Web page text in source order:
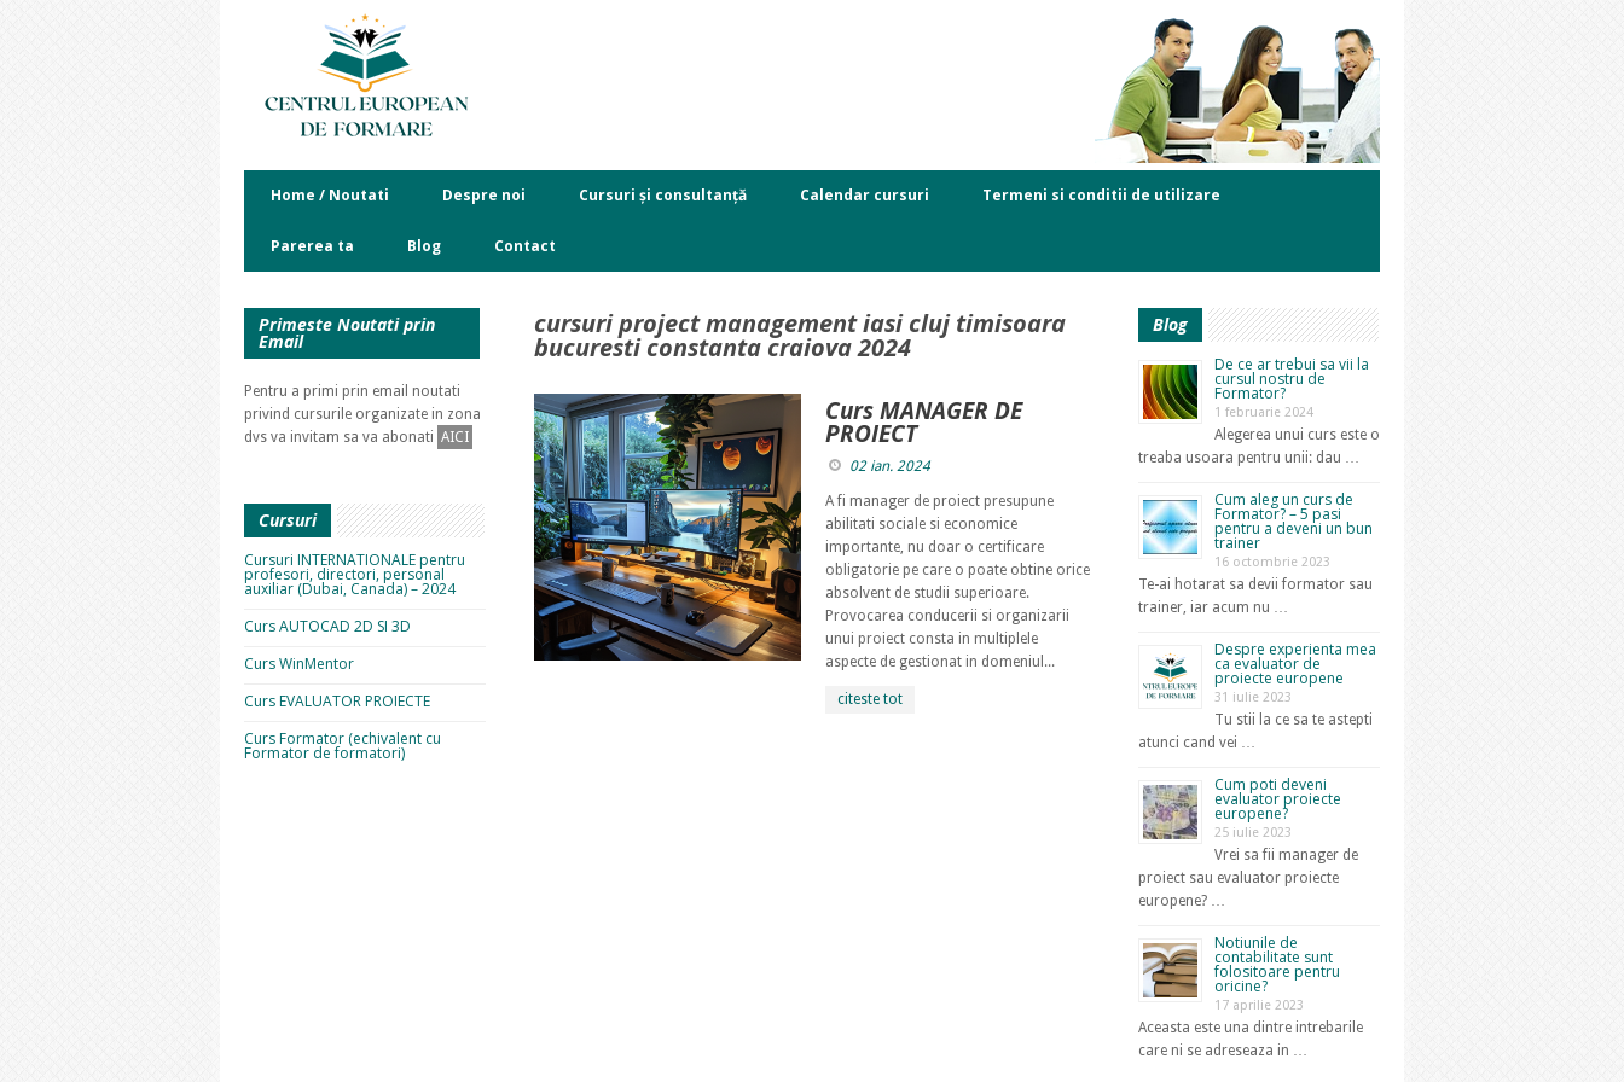
Home / Noutati Despre noi Cursuri și consultanță Calendar cursuri Termeni si conditii de utilizare
Parerea ta Blog Contact
cursuri project management iasi cluj timisoara
bucuresti constanta craiova 2024
Curs MANAGER DE
PROIECT
02 ian. 2024
A fi manager de proiect presupune
abilitati sociale si economice
importante, nu doar o certificare
obligatorie pe care o poate obtine orice
absolvent de studii superioare.
Provocarea conducerii si organizarii
unui proiect consta in multiplele
aspecte de gestionat in domeniul...
citeste tot
Primeste Noutati prin
Email
Pentru a primi prin email noutati
privind cursurile organizate in zona
dvs va invitam sa va abonati AICI
Cursuri
Cursuri INTERNATIONALE pentru
profesori, directori, personal
auxiliar (Dubai, Canada) – 2024
Curs AUTOCAD 2D SI 3D
Curs WinMentor
Curs EVALUATOR PROIECTE
Curs Formator (echivalent cu
Formator de formatori)
Blog
De ce ar trebui sa vii la
cursul nostru de
Formator?
1 februarie 2024
Alegerea unui curs este o
treaba usoara pentru unii: dau …
Cum aleg un curs de
Formator? – 5 pasi
pentru a deveni un bun
trainer
16 octombrie 2023
Te-ai hotarat sa devii formator sau
trainer, iar acum nu …
Despre experienta mea
ca evaluator de
proiecte europene
31 iulie 2023
Tu stii la ce sa te astepti
atunci cand vei …
Cum poti deveni
evaluator proiecte
europene?
25 iulie 2023
Vrei sa fii manager de
proiect sau evaluator proiecte
europene? …
Notiunile de
contabilitate sunt
folositoare pentru
oricine?
17 aprilie 2023
Aceasta este una dintre intrebarile
care ni se adreseaza in …